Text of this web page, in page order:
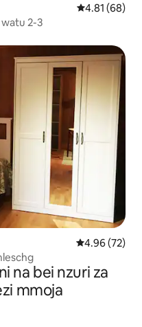
Ukadiriaji wa
4.81 (68)
2-3
Ukadiriaji wa
4.96 (72)
na bei nzuri za
mmoja